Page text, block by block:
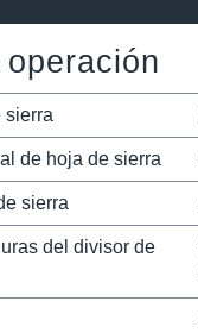
sierra
de hoja de sierra
sierra
del divisor de